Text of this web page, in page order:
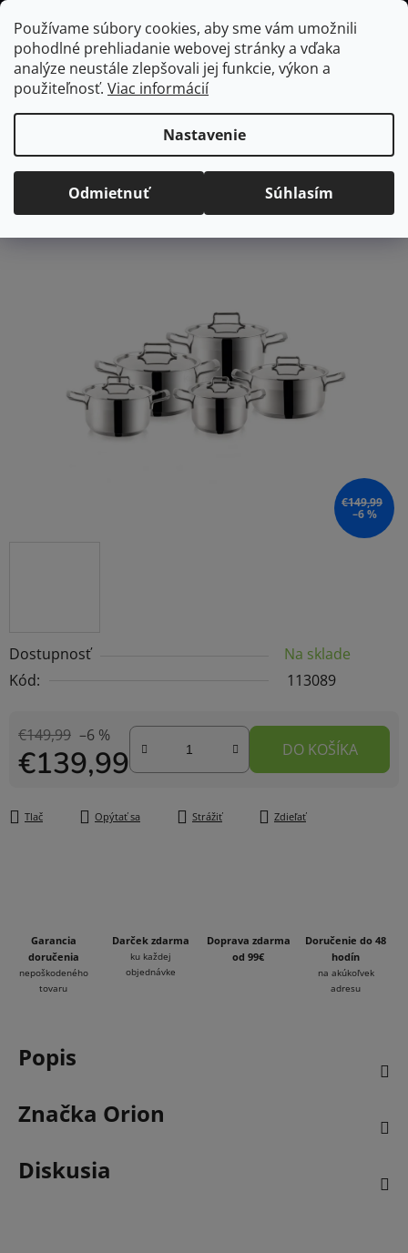
Používame súbory cookies, aby sme vám umožnili
pohodlné prehliadanie webovej stránky a vďaka
analýze neustále zlepšovali jej funkcie, výkon a
použiteľnosť. Viac informácií
Nastavenie
Odmietnuť Súhlasím
Prejsť
na
obsah
Hľadať
Domov
/ Kuchyňa / Varenie / Sady hrncov
ANETT nerezová sada
hrncov, 10 ks
Dostupnosť
Na sklade
Kód:
113089
€149,99 –6 %
€139,99 DO KOŠÍKA
Tlač Opýtať sa Strážiť Zdieľať
ANETT nerezová sada
hrncov, 10 ks
Priemerné
hodnotenie
Neohodnotené
Podrobnosti hodnotenia
€149,99
–6 %
Garancia
doručenia
nepoškodeného
tovaru
Darček zdarma
ku každej
objednávke
Doprava zdarma
od 99€
Doručenie do 48
hodín
na akúkoľvek
adresu
Popis
Značka Orion
Diskusia